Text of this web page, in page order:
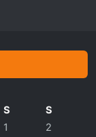
S S
1
2